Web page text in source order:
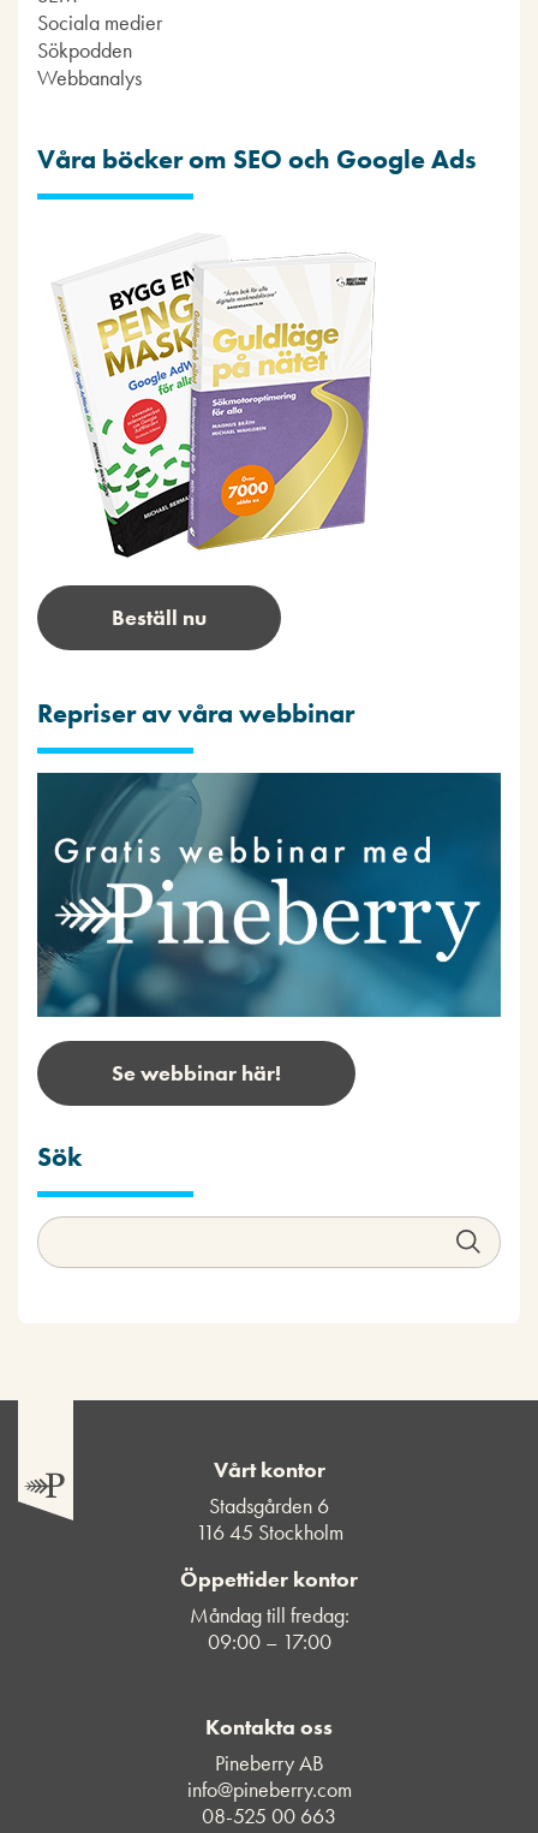
Sociala medier
Sökpodden
Webbanalys
Våra böcker om SEO och Google Ads
Beställ nu
Repriser av våra webbinar
Se webbinar här!
Sök
Vårt kontor
Stadsgården 6
116 45 Stockholm
Öppettider kontor
Måndag till fredag:
09:00 – 17:00
Kontakta oss
Pineberry AB
info@pineberry.com
08-525 00 663